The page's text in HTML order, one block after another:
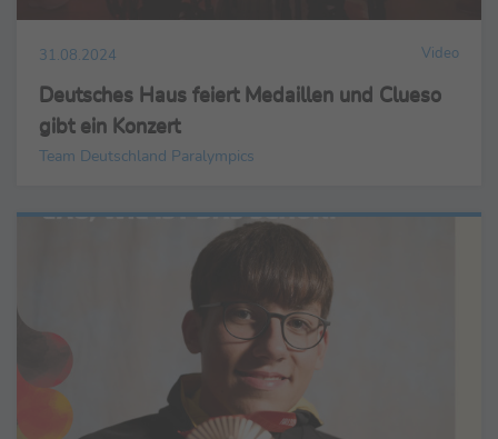
31.08.2024 Video
Deutsches Haus feiert Medaillen und Clueso
gibt ein Konzert
Team Deutschland Paralympics